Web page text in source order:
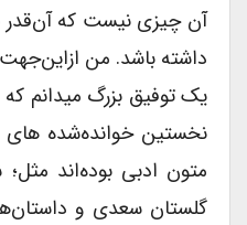
آن چیزی نیست که آن‌قدر
داشته باشد. من ازاین‌جهت
یک توفیق بزرگ میدانم که
نخستین خوانده‌شده های
متون ادبی بوده‌اند مثل؛
گلستان سعدی و